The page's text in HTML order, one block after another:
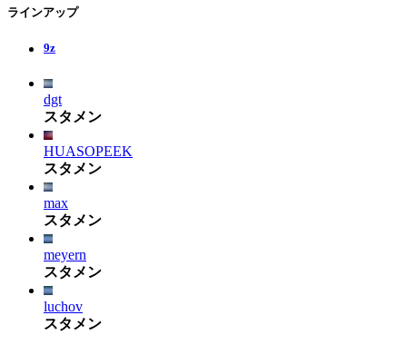
ラインアップ
9z
dgt
スタメン
HUASOPEEK
スタメン
max
スタメン
meyern
スタメン
luchov
スタメン